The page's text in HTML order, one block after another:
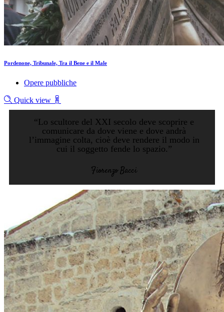
Pordenone, Tribunale, Tra il Bene e il Male
Opere pubbliche
Quick view
“Lo scultore del XXI secolo deve scoprire e
comunicare da dove viene e dove andrà
l’immagine colta, cioè deve rendere il modo in
cui il soggetto fende lo spazio.”
Fiorenzo Bacci